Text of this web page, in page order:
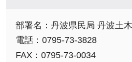
部署名：丹波県民局 丹波土
電話：0795-73-3828
FAX：0795-73-0034